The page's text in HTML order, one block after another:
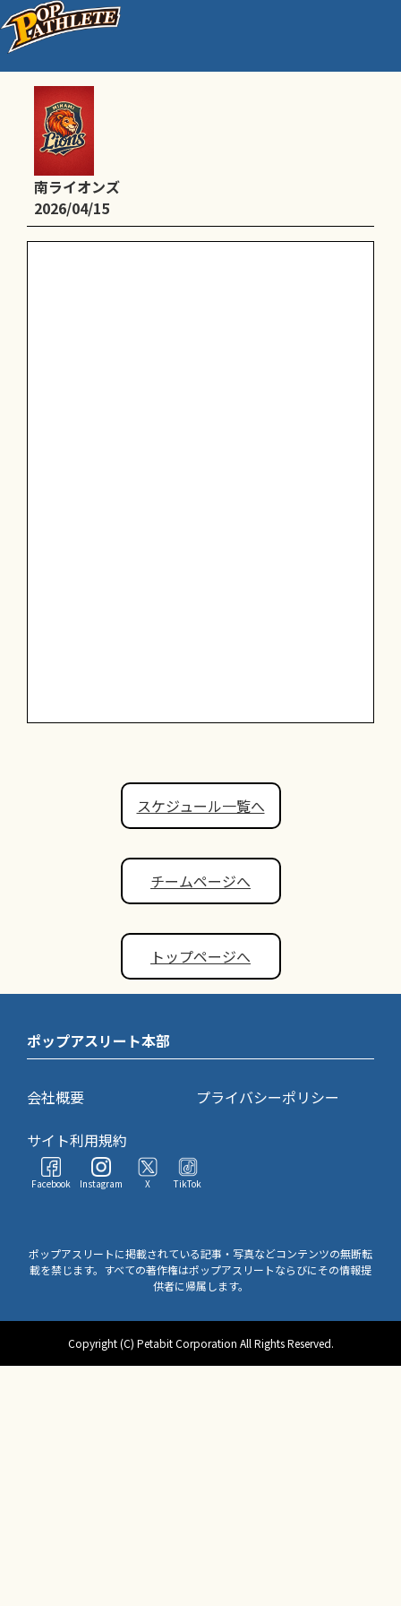
練習日
南ライオンズ
2026/04/15
スケジュール一覧へ
チームページへ
トップページへ
ポップアスリート本部
会社概要
プライバシーポリシー
サイト利用規約
Facebook Instagram X TikTok
ポップアスリートに掲載されている記事・写真などコンテンツの無断転
載を禁じます。すべての著作権はポップアスリートならびにその情報提
供者に帰属します。
Copyright (C) Petabit Corporation All Rights Reserved.